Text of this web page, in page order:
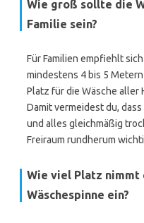
Wie groß sollte die
Familie sein?
Für Familien empfiehlt
mindestens 4 bis 5
Platz für die Wäsche aller
Damit vermeidest du,
und alles gleichmäßig
Freiraum rundherum
Wie viel Platz
Wäschespinne ein?